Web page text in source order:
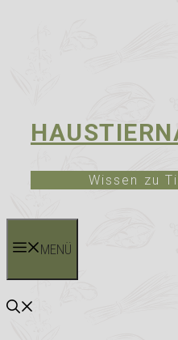
Wissen zu
MENÜ